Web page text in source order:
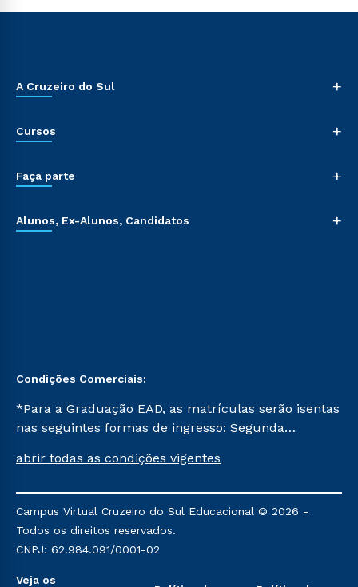
A Cruzeiro do Sul +
Cursos +
Faça parte +
Alunos, Ex-Alunos, Candidatos +
Condições Comerciais:
*Para a Graduação EAD, as matrículas serão isentas
nas seguintes formas de ingresso: Segunda
Já para as demais, a taxa de matrícula será de R$
mencionadas são referentes aos cursos: Ensino
Religioso, Geografia para a Docência e Metodologia
do Ensino de História: Questões Atuais.
abrir todas as condições vigentes
Campus Virtual Cruzeiro do Sul Educacional © 2026 -
Todos os direitos reservados.
CNPJ: 62.984.091/0001-02
Veja os